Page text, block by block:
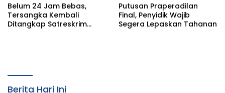
Belum 24 Jam Bebas,
Tersangka Kembali
Ditangkap Satreskrim
Putusan Praperadilan
Final, Penyidik Wajib
Segera Lepaskan Tahanan
Berita Hari Ini